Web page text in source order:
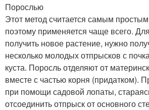
Порослью
Этот метод считается самым
поэтому применяется чаще всего.
получить новое растение, нужно
несколько молодых отпрысков с
куста. Поросль отделяют от
вместе с частью корня (придатком).
при помощи садовой лопаты,
отсоединить отпрыск от основного